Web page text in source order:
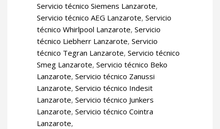
Servicio técnico Siemens Lanzarote,
Servicio técnico AEG Lanzarote, Servicio
técnico Whirlpool Lanzarote, Servicio
técnico Liebherr Lanzarote, Servicio
técnico Tegran Lanzarote, Servicio técnico
Smeg Lanzarote, Servicio técnico Beko
Lanzarote, Servicio técnico Zanussi
Lanzarote, Servicio técnico Indesit
Lanzarote, Servicio técnico Junkers
Lanzarote, Servicio técnico Cointra
Lanzarote,